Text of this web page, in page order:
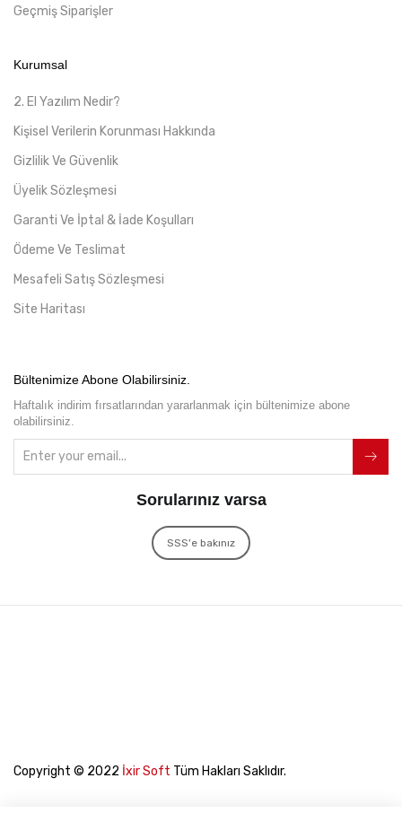
Geçmiş Siparişler
Kurumsal
2. El Yazılım Nedir?
Kişisel Verilerin Korunması Hakkında
Gizlilik Ve Güvenlik
Üyelik Sözleşmesi
Garanti Ve İptal & İade Koşulları
Ödeme Ve Teslimat
Mesafeli Satış Sözleşmesi
Site Haritası
Bültenimize Abone Olabilirsiniz.
Haftalık indirim fırsatlarından yararlanmak için bültenimize abone
olabilirsiniz.
Sorularınız varsa
SSS'e bakınız
Copyright © 2022 İxir Soft Tüm Hakları Saklıdır.